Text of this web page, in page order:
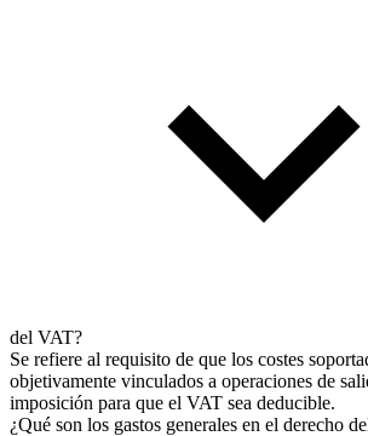
del VAT?
Se refiere al requisito de que los costes
objetivamente vinculados a operaciones de
imposición para que el VAT sea deducible.
¿Qué son los gastos generales en el derecho